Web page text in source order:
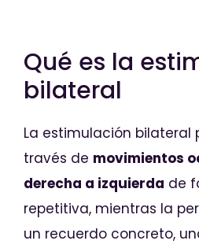
Qué es la
bilateral
La estimulación bilateral
través de movimientos
derecha a izquierda de
repetitiva, mientras la
un recuerdo concreto,